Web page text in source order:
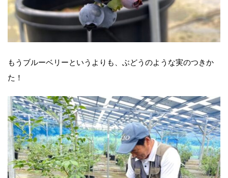
もうブルーベリーというよりも、ぶどうのような実のつきか
た！